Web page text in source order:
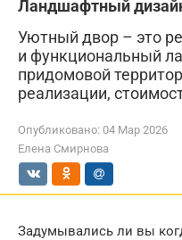
Ландшафтный
Уютный двор – это
и функциональный
придомовой
реализации,
Опубликовано: 04 Мар 2026
Елена Смирнова
Задумывались ли вы